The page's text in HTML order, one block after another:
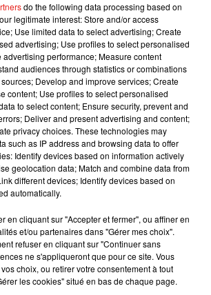
7 août 2026
Julien Lieb s’essaye à la vie de chatelain
dans son nouveau clip
7 août 2026
Madonna sort enfin le remix de « Love
Sensation » avec Kylie Minogue
7 août 2026
Tayc et Didi B dévoilent le single le plus
Angèle et Amélie Lens dévoilent leur
do the following data processing based on
legitimate interest: Store and/or access
Use limited data to select advertising; Create
advertising; Use profiles to select personalised
performance; Measure content
audiences through statistics or combinations
Develop and improve services; Create
content; Use profiles to select personalised
to select content; Ensure security, prevent and
Deliver and present advertising and content;
privacy choices. These technologies may
such as IP address and browsing data to offer
Identify devices based on information actively
geolocation data; Match and combine data from
different devices; Identify devices based on
automatically.
en cliquant sur "Accepter et fermer", ou affiner en
et/ou partenaires dans "Gérer mes choix".
refuser en cliquant sur "Continuer sans
ne s'appliqueront que pour ce site. Vous
choix, ou retirer votre consentement à tout
les cookies" situé en bas de chaque page.